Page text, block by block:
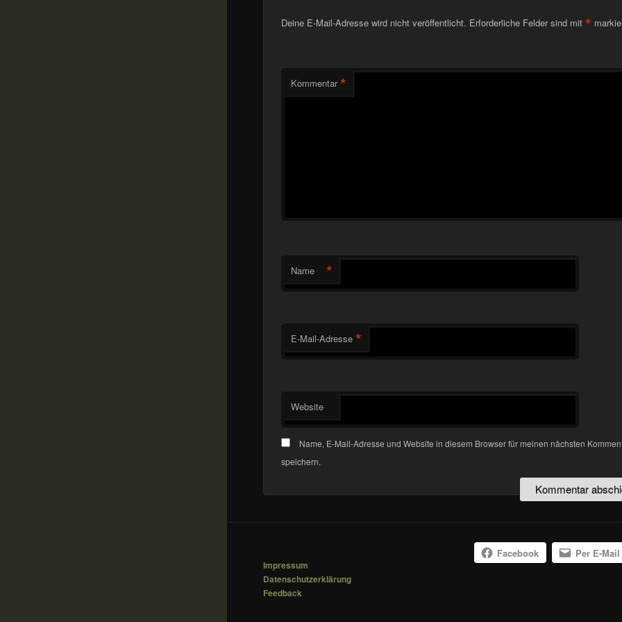
Deine E-Mail-Adresse wird nicht veröffentlicht. Erforderliche Felder sind mit *
Kommentar *
Name *
E-Mail-Adresse *
Website
Name, E-Mail-Adresse und Website in diesem Browser für meinen nächsten
speichern.
Impressum
Datenschutzerklärung
Feedback
Facebook Per E-